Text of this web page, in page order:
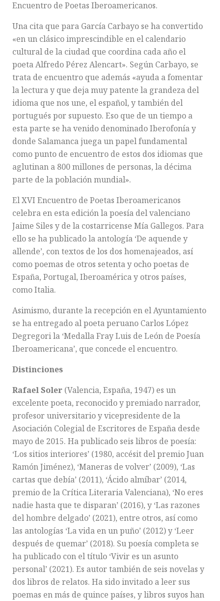
Encuentro de Poetas Iberoamericanos.
Una cita que para García Carbayo se ha convertido
«en un clásico imprescindible en el calendario
cultural de la ciudad que coordina cada año el
poeta Alfredo Pérez Alencart». Según Carbayo, se
trata de encuentro que además «ayuda a fomentar
la lectura y que deja muy patente la grandeza del
idioma que nos une, el español, y también del
portugués por supuesto. Eso que de un tiempo a
esta parte se ha venido denominado Iberofonía y
donde Salamanca juega un papel fundamental
como punto de encuentro de estos dos idiomas que
aglutinan a 800 millones de personas, la décima
parte de la población mundial».
El XVI Encuentro de Poetas Iberoamericanos
celebra en esta edición la poesía del valenciano
Jaime Siles y de la costarricense Mía Gallegos. Para
ello se ha publicado la antología ‘De aquende y
allende’, con textos de los dos homenajeados, así
como poemas de otros setenta y ocho poetas de
España, Portugal, Iberoamérica y otros países,
como Italia.
Asimismo, durante la recepción en el Ayuntamiento
se ha entregado al poeta peruano Carlos López
Degregori la ‘Medalla Fray Luis de León de Poesía
Iberoamericana’, que concede el encuentro.
Distinciones
Rafael Soler (Valencia, España, 1947) es un
excelente poeta, reconocido y premiado narrador,
profesor universitario y vicepresidente de la
Asociación Colegial de Escritores de España desde
mayo de 2015. Ha publicado seis libros de poesía:
‘Los sitios interiores’ (1980, accésit del premio Juan
Ramón Jiménez), ‘Maneras de volver’ (2009), ‘Las
cartas que debía’ (2011), ‘Ácido almíbar’ (2014,
premio de la Crítica Literaria Valenciana), ‘No eres
nadie hasta que te disparan’ (2016), y ‘Las razones
del hombre delgado’ (2021), entre otros, así como
las antologías ‘La vida en un puño’ (2012) y ‘Leer
después de quemar’ (2018). Su poesía completa se
ha publicado con el título ‘Vivir es un asunto
personal’ (2021). Es autor también de seis novelas y
dos libros de relatos. Ha sido invitado a leer sus
poemas en más de quince países, y libros suyos han